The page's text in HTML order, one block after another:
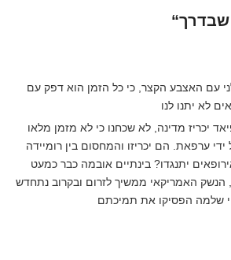
עם האצבע הקצר, כי כל הזמן הוא דפק עם
יכריז מדינה, לא שכחנו כי לא מזמן מלאו
ערפאת. הם יכריזו והמחסום בין רומיידה
יתנגדו? בינתיים אובמה כבר כמעט
הנשק האמריקאי ממשיך לזרום ובקרוב נתחדש